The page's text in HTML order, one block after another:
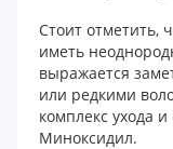
Стоит отметить,
иметь
выражается
или редкими
комплекс ухода
Миноксидил.